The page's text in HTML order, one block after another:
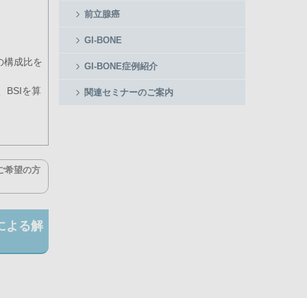
構成比を
BSIを算
希望の方
よる解
前立腺癌
GI-BONE
GI-BONE症例紹介
関連セミナーのご案内